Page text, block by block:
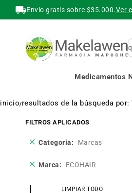
Envío gratis sobre $35.000.Ver
Medicamentos
inicio resultados de la búsqueda por:
FILTROS APLICADOS
Categoría Marcas
Eliminar
producto
Marca ECOHAIR
Eliminar
producto
LIMPIAR TODO